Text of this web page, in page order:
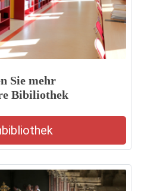
Sie mehr
Bibiliothek